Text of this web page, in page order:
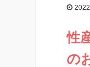
性
の